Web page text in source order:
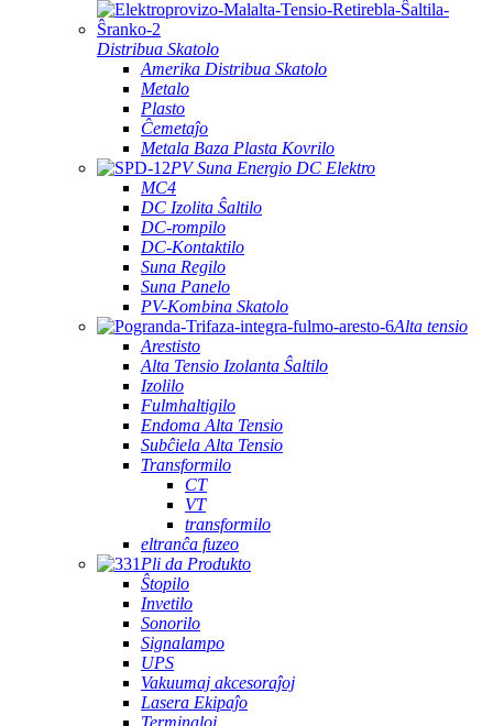
Distribua Skatolo
Amerika Distribua Skatolo
Metalo
Plasto
Ĉemetaĵo
Metala Baza Plasta Kovrilo
PV Suna Energio DC Elektro
MC4
DC Izolita Ŝaltilo
DC-rompilo
DC-Kontaktilo
Suna Regilo
Suna Panelo
PV-Kombina Skatolo
Alta tensio
Arestisto
Alta Tensio Izolanta Ŝaltilo
Izolilo
Fulmhaltigilo
Endoma Alta Tensio
Subĉiela Alta Tensio
Transformilo
CT
VT
transformilo
eltranĉa fuzeo
Pli da Produkto
Ŝtopilo
Invetilo
Sonorilo
Signalampo
UPS
Vakuumaj akcesoraĵoj
Lasera Ekipaĵo
Terminaloj